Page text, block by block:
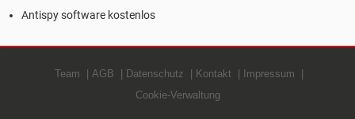
Antispy software kostenlos
Team AGB Datenschutz Kontakt
Impressum
Cookie-Verwaltung